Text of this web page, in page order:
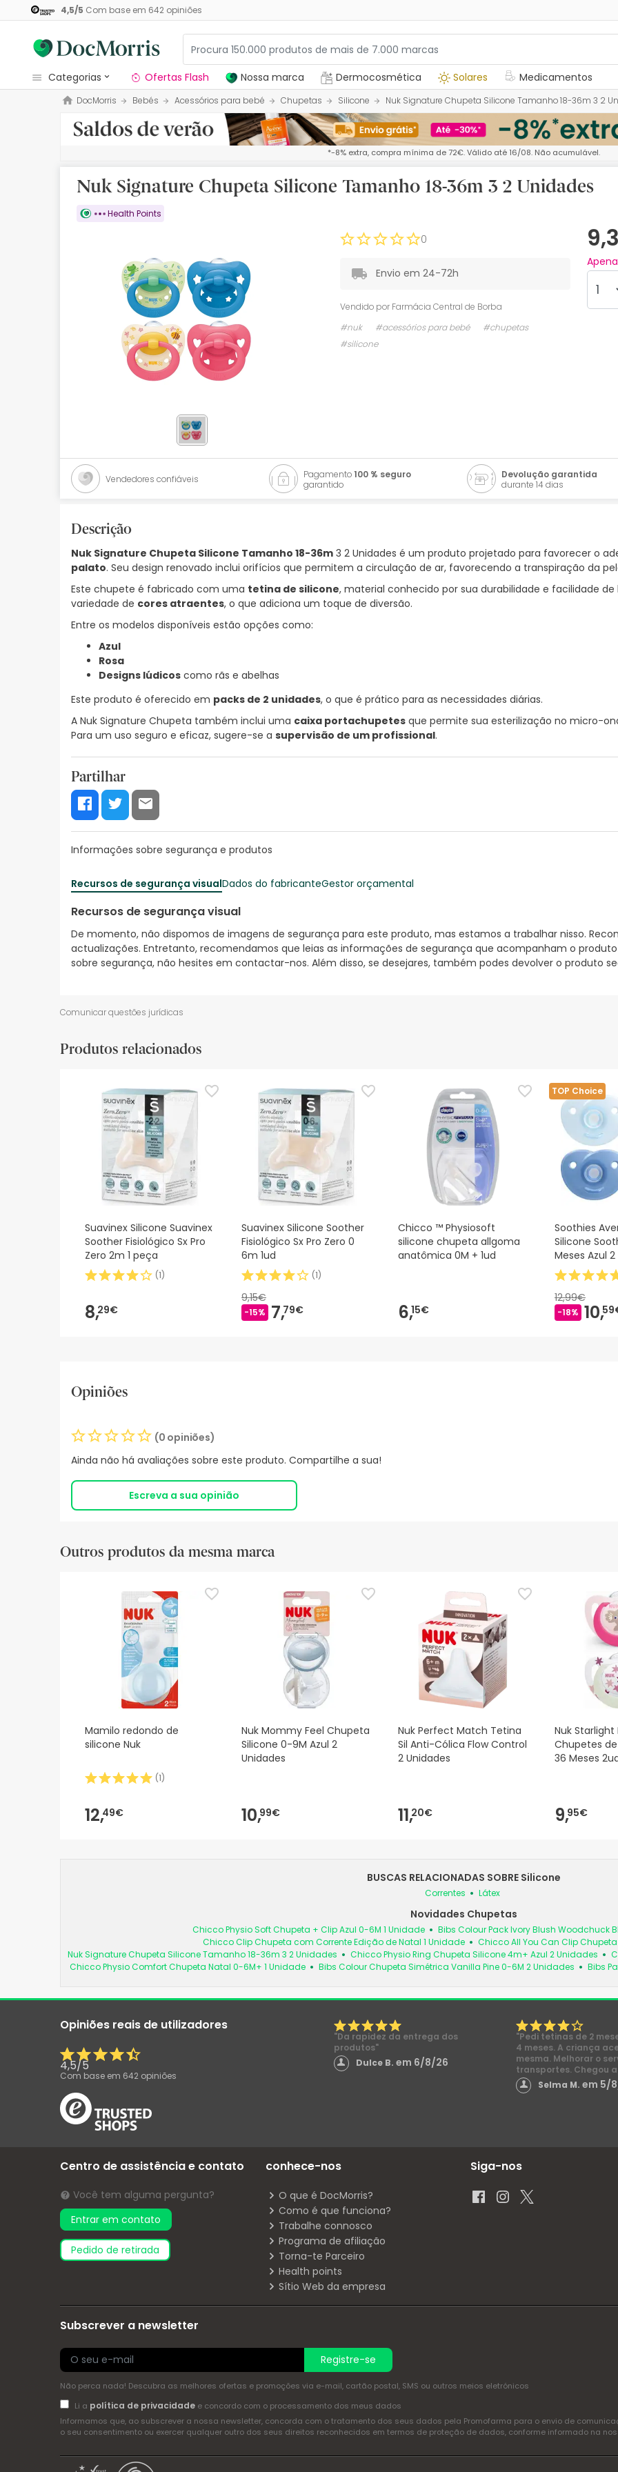
4,5/5 Com base em 642opiniões
categorias
Dermocosmetica
Nossa marca
Medicamentos
Cosmética
Promoções
Mais vendidos
Health points
Ofertas Flash Nossa marca Dermocosmética Solares Medicamentos
DocMorris Bebés Acessórios para bebé Chupetas Silicone Nuk Signature Chupeta Silicone Tamanho 18-36m 3 2
*-8% extra, compra mínima de 72€. Válido até 16/08. Não acumulável.
Nuk Signature Chupeta Silicone Tamanho 18-36m 3 2 Unidades
Health Points
0
Envio em 24-72h
Vendido por Farmácia Central de Borba
#nuk
#acessórios para bebé
#chupetas
#silicone
Vendedores confiáveis Pagamento100 % seguro
garantido
Devolução garantida
durante 14 dias
Descrição
Nuk Signature Chupeta Silicone Tamanho 18-36m 3 2 Unidades é um produto projetado para favorecer o
palato. Seu design renovado inclui orifícios que permitem a circulação de ar, favorecendo a transpiração da
Este chupete é fabricado com uma tetina de silicone, material conhecido por sua durabilidade e facilidade
variedade de cores atraentes, o que adiciona um toque de diversão.
Entre os modelos disponíveis estão opções como:
Azul
Rosa
Designs lúdicos como rãs e abelhas
Este produto é oferecido em packs de 2 unidades, o que é prático para as necessidades diárias.
A Nuk Signature Chupeta também inclui uma caixa portachupetes que permite sua esterilização no micro-
Para um uso seguro e eficaz, sugere-se a supervisão de um profissional.
Partilhar
Informações sobre segurança e produtos
Recursos de segurança visualDados do fabricanteGestor orçamental
Recursos de segurança visual
De momento, não dispomos de imagens de segurança para este produto, mas estamos a trabalhar nisso.
actualizações. Entretanto, recomendamos que leias as informações de segurança que acompanham o
sobre segurança, não hesites em contactar-nos. Além disso, se desejares, também podes devolver o produto
Comunicar questões jurídicas
Produtos relacionados
Suavinex Silicone Suavinex
Soother Fisiológico Sx Pro
Zero 2m 1 peça
(1)
8,29€
Suavinex Silicone Soother
Fisiológico Sx Pro Zero 0
6m 1ud
(1)
9,15€
-15% 7,79€
Chicco ™ Physiosoft
silicone chupeta allgoma
anatômica 0M + 1ud
6,15€
TOP Choice
Soothies
Silicone
Meses Azul
12,99€
-18% 10,
Opiniões
(0 opiniões)
Ainda não há avaliações sobre este produto. Compartilhe a sua!
Escreva a sua opinião
Outros produtos da mesma marca
Mamilo redondo de
silicone Nuk
(1)
12,49€
Nuk Mommy Feel Chupeta
Silicone 0-9M Azul 2
Unidades
10,99€
Nuk Perfect Match Tetina
Sil Anti-Cólica Flow Control
2 Unidades
11,20€
Nuk Starlight
Chupetes
36 Meses
9,95€
BUSCAS RELACIONADAS SOBRE Silicone
Correntes Látex
Novidades Chupetas
Chicco Physio Soft Chupeta + Clip Azul 0-6M 1 Unidade
Bibs Colour Pack Ivory Blush Woodchuck
Chicco Clip Chupeta com Corrente Edição de Natal 1 Unidade
Chicco All You Can Clip
Nuk Signature Chupeta Silicone Tamanho 18-36m 3 2 Unidades
Chicco Physio Ring Chupeta Silicone 4m+ Azul 2 Unidades
Chicco Physio Comfort Chupeta Natal 0-6M+ 1 Unidade
Bibs Colour Chupeta Simétrica Vanilla Pine 0-6M 2 Unidades Bibs
Opiniões reais de utilizadores
4,5/5
Com base em 642 opiniões
"Da rapidez da entrega dos
produtos"
Dulce B. em 6/8/26
"Pedi tetinas de 2
4 meses. A criança
mesma. Melhorar o
transportes. Chegou
Selma M.em 5/
Centro de assistência e contato
Você tem alguma pergunta?
Entrar em contato
pedido de retirada
conhece-nos
O que é DocMorris?
Como é que funciona?
Trabalhe connosco
Programa de afiliação
Torna-te Parceiro
Health points
Sítio Web da empresa
Siga-nos
Subscrever a newsletter
Registre-se
Não perca nada! Descubra as melhores ofertas e promoções via e-mail, cartão postal, SMS ou outros meios eletrónicos
Li a política de privacidadee concordo com o processamento dos meus dados
Informamos que, ao subscrever a nossa newsletter, concorda com o tratamento dos seus dados pela Promofarma para o envio de
o seu consentimento ou exercer qualquer outro dos seus direitos reconhecidos em termos de proteção de dados, conforme informado na